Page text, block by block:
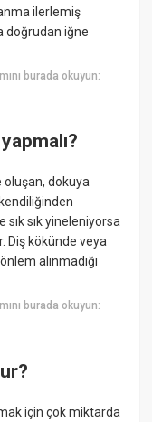
ilerlemiş
doğrudan iğne
burada okuyun:
oluşan, dokuya
sık yineleniyorsa
Diş kökünde veya
alınmadığı
burada okuyun:
için çok miktarda